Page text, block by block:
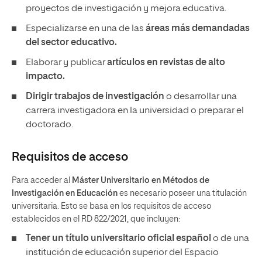
proyectos de investigación y mejora educativa.
Especializarse en una de las áreas más demandadas
del sector educativo.
Elaborar y publicarartículos en revistas de alto
impacto.
Dirigir trabajos de investigación o desarrollar una
carrera investigadora en la universidad o preparar el
doctorado.
Requisitos de acceso
Para acceder al Máster Universitario en Métodos de
Investigación en Educación es necesario poseer una titulación
universitaria. Esto se basa en los requisitos de acceso
establecidos en el RD 822/2021, que incluyen:
Tener un título universitario oficial español o de una
institución de educación superior del Espacio